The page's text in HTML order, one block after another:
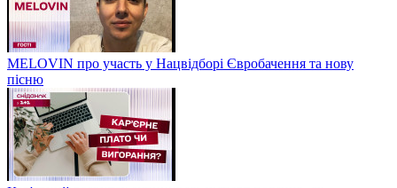
MELOVIN про участь у Нацвідборі Євробачення та нову
пісню